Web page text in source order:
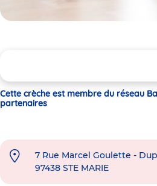
Cette crèche est membre du réseau
partenaires
7 Rue Marcel Goulette -
97438 STE MARIE